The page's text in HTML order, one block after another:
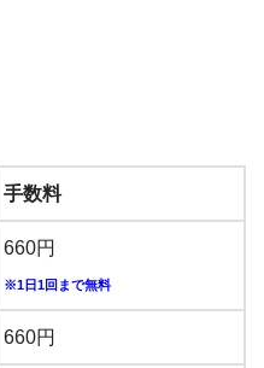
手数料
660円
※1日1回まで無料
660円